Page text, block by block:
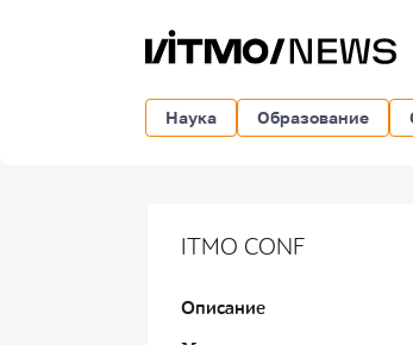
Наука Образование
ITMO CONF
Описание